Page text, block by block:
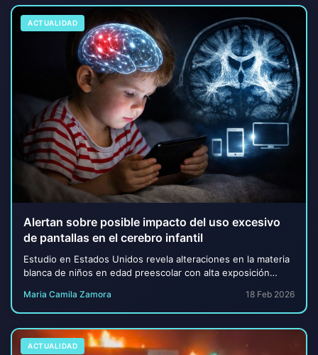
ACTUALIDAD
Alertan sobre posible impacto del uso excesivo
de pantallas en el cerebro infantil
Estudio en Estados Unidos revela alteraciones en la materia
blanca de niños en edad preescolar con alta exposición
Maria Camila Zamora 18 Feb 2026
ACTUALIDAD